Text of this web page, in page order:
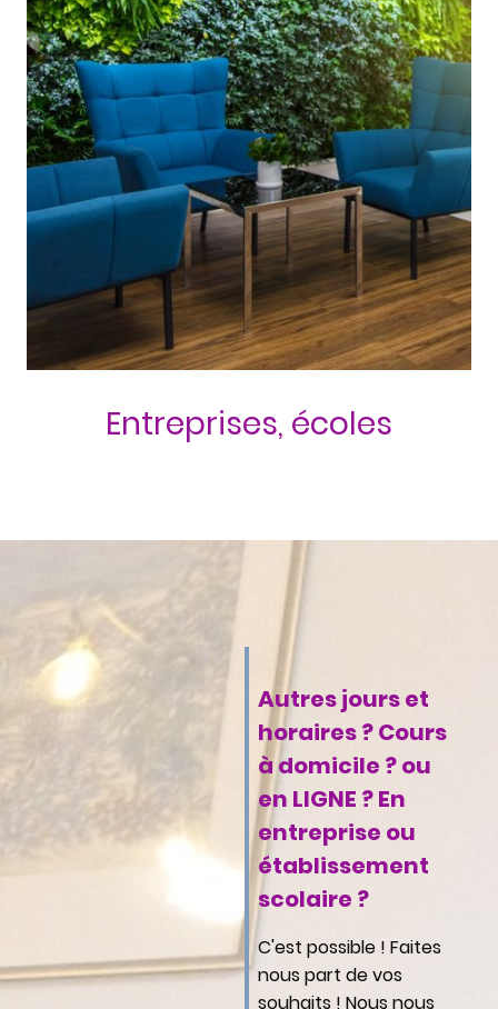
Entreprises, écoles
Autres jours et
horaires ? Cours
à domicile ? ou
en LIGNE ? En
entreprise ou
établissement
scolaire ?
C'est possible ! Faites
nous part de vos
souhaits ! Nous nous